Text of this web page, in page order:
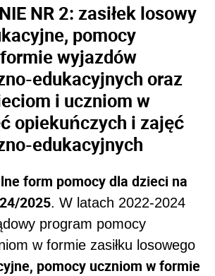
NR 2: zasiłek losowy
pomocy
wyjazdów
edukacyjnych oraz
i uczniom w
opiekuńczych i zajęć
edukacyjnych
form pomocy dla dzieci na
2025. W latach 2022-2024
program pomocy
w formie zasiłku losowego
pomocy uczniom w formie